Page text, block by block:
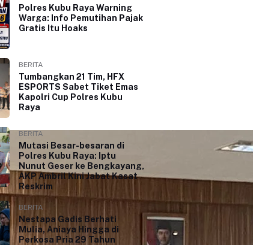
Polres Kubu Raya Warning
Warga: Info Pemutihan Pajak
Gratis Itu Hoaks
BERITA
Tumbangkan 21 Tim, HFX
ESPORTS Sabet Tiket Emas
Kapolri Cup Polres Kubu
Raya
BERITA
Mutasi Besar-besaran di
Polres Kubu Raya: Iptu
Nunut Geser ke Bengkayang,
AKP Ambril Kini Jabat Kasat
Reskrim
BERITA
Nestapa Gadis Berhati
Mulia, Aniaya Hingga di
Perkosa Pria 29 Tahun